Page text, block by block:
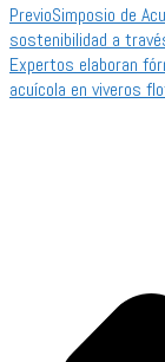
PrevioSimposio de
sostenibilidad a
Expertos elaboran
acuícola en viveros